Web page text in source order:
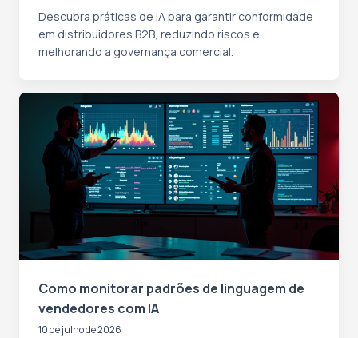
Descubra práticas de IA para garantir conformidade
em distribuidores B2B, reduzindo riscos e
melhorando a governança comercial.
Como monitorar padrões de linguagem de
vendedores com IA
10 de julho de 2026